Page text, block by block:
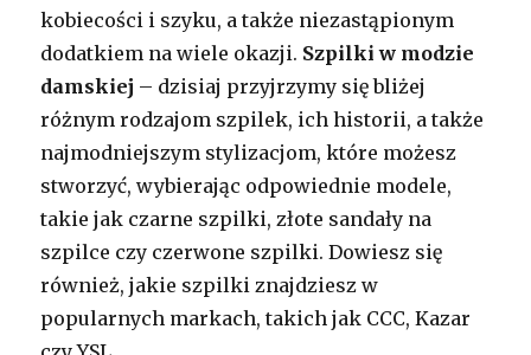
kobiecości i szyku, a także niezastąpionym
dodatkiem na wiele okazji. Szpilki w modzie
damskiej – dzisiaj przyjrzymy się bliżej
różnym rodzajom szpilek, ich historii, a także
najmodniejszym stylizacjom, które możesz
stworzyć, wybierając odpowiednie modele,
takie jak czarne szpilki, złote sandały na
szpilce czy czerwone szpilki. Dowiesz się
również, jakie szpilki znajdziesz w
popularnych markach, takich jak CCC, Kazar